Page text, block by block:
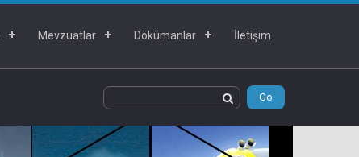
Mevzuatlar Dökümanlar İletişim